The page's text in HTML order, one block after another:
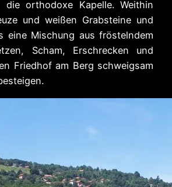
die orthodoxe Kapelle. Weithin
und weißen Grabsteine und
eine Mischung aus fröstelndem
Scham, Erschrecken und
Friedhof am Berg schweigsam